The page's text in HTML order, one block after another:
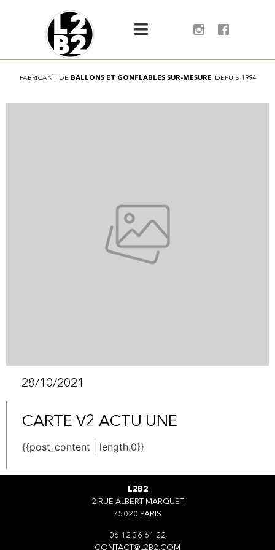
FABRICANT DE BAL LO NS ET GO N F LAB L ES SUR-M ESURE DEPUIS 1994
28/10/2021
CARTE V2 ACTU UNE
{{post_content | length:0}}
L2B2
2 RUE ALBERT MARQUET
75020 PARIS
06 12 36 61 22
CONTACT@L2B2.COM